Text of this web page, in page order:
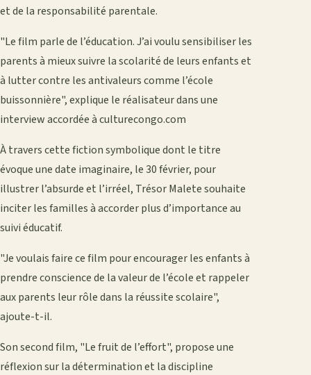
et de la responsabilité parentale.
"Le film parle de l’éducation. J’ai voulu sensibiliser les
parents à mieux suivre la scolarité de leurs enfants et
à lutter contre les antivaleurs comme l’école
buissonnière", explique le réalisateur dans une
interview accordée à culturecongo.com
À travers cette fiction symbolique dont le titre
évoque une date imaginaire, le 30 février, pour
illustrer l’absurde et l’irréel, Trésor Malete souhaite
inciter les familles à accorder plus d’importance au
suivi éducatif.
"Je voulais faire ce film pour encourager les enfants à
prendre conscience de la valeur de l’école et rappeler
aux parents leur rôle dans la réussite scolaire",
ajoute-t-il.
Son second film, "Le fruit de l’effort", propose une
réflexion sur la détermination et la discipline